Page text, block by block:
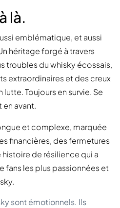
là.
emblématique, et aussi
héritage forgé à travers
troubles du whisky écossais,
extraordinaires et des creux
Toujours en survie. Se
avant.
et complexe, marquée
financières, des fermetures
de résilience qui a
fans les plus passionnées et
sont émotionnels. Ils